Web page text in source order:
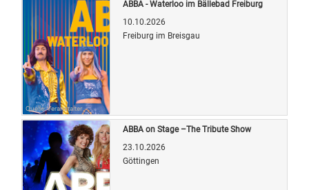
Quelle: Veranstalter
ABBA - Waterloo im Bällebad Freiburg
10.10.2026
Freiburg im Breisgau
ABBA on Stage –The Tribute Show
23.10.2026
Göttingen